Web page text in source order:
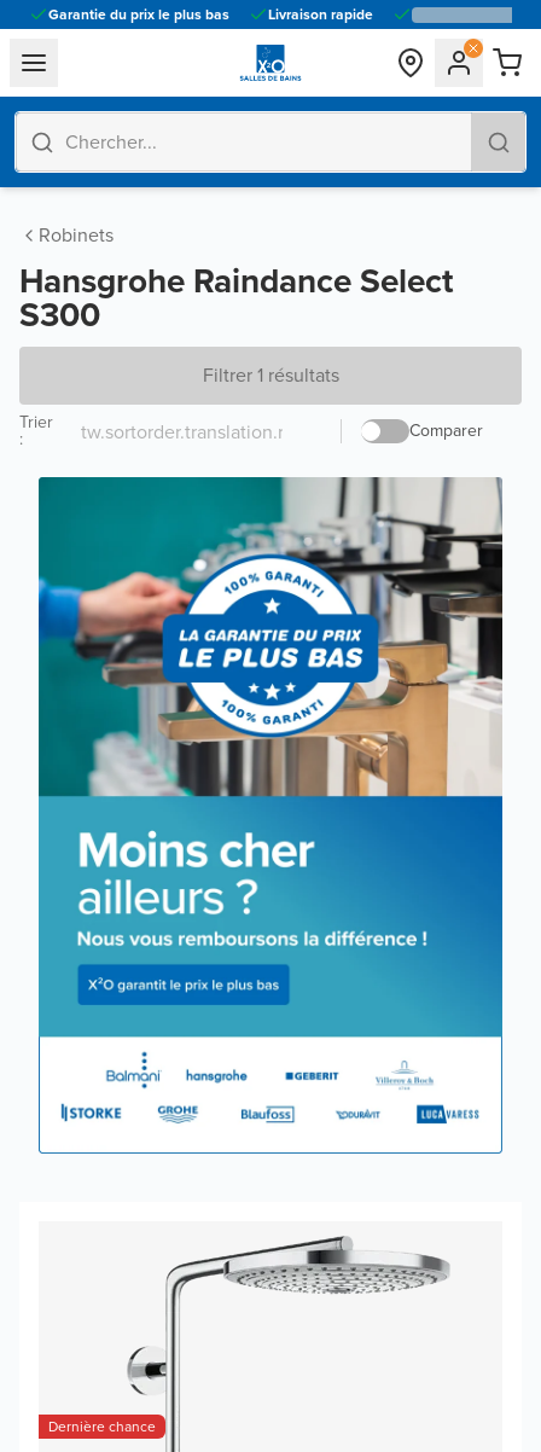
Garantie du prix le plus bas Livraison rapide
general.navigation.toggle_menu.label
Robinets
Hansgrohe Raindance Select
S300
Filtrer 1 résultats
Comparer
Trier
:
Dernière chance